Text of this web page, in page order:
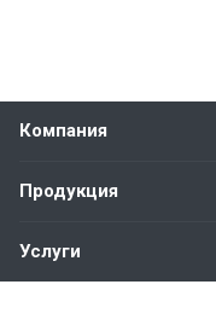
Компания
Продукция
Услуги